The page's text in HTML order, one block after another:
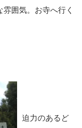
囲気。お寺へ行く
迫力のあるど